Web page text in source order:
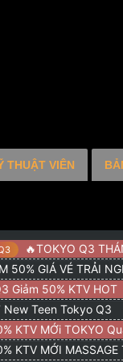
THUẬT VIÊN
🔥TOKYO Q3 THÁNG 5 :
50% GIÁ VÉ TRẢI
Giảm 50% KTV HOT
New Teen Tokyo Q3
KTV MỚi TOKYO
KTV MỚI